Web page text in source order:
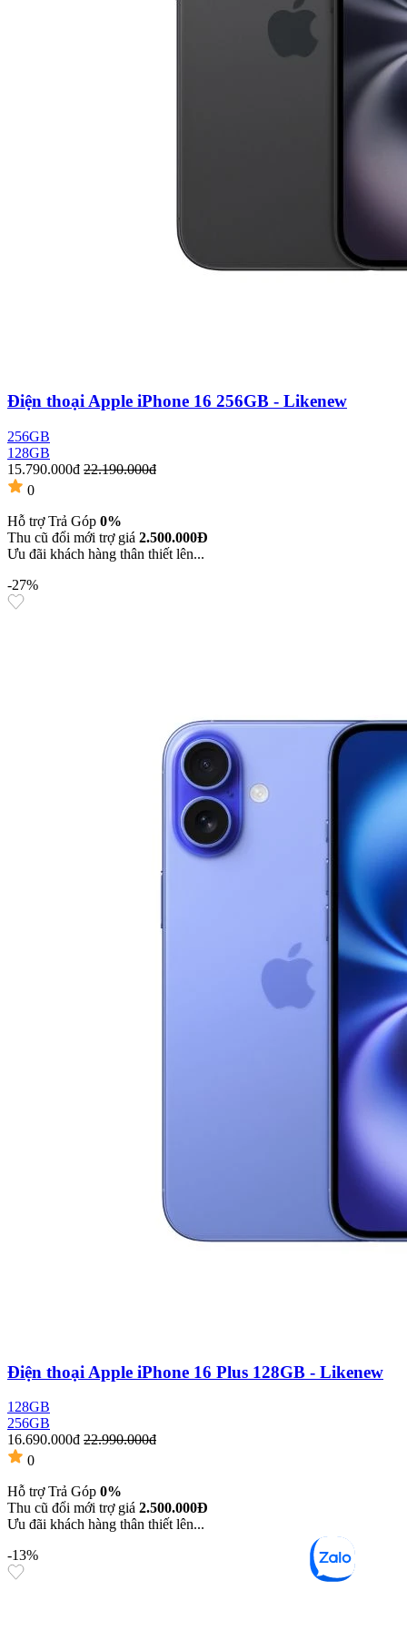
Điện thoại Apple iPhone 16 256GB - Likenew
256GB
128GB
15.790.000đ 22.190.000đ
0
Hỗ trợ Trả Góp 0%
Thu cũ đổi mới trợ giá 2.500.000Đ
Ưu đãi khách hàng thân thiết lên...
-27%
Điện thoại Apple iPhone 16 Plus 128GB - Likenew
128GB
256GB
16.690.000đ 22.990.000đ
0
Hỗ trợ Trả Góp 0%
Thu cũ đổi mới trợ giá 2.500.000Đ
Ưu đãi khách hàng thân thiết lên...
-13%